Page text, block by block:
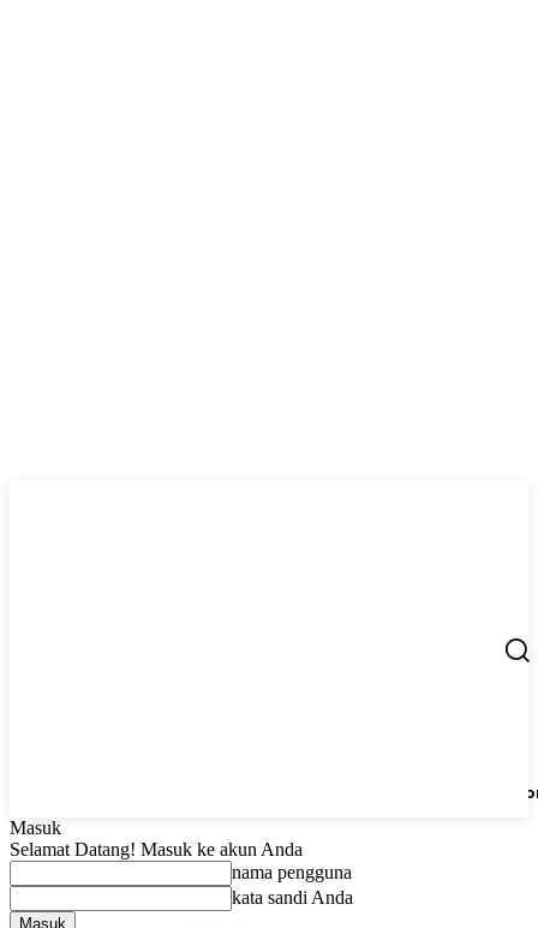
Masuk
Selamat Datang! Masuk ke akun Anda
nama pengguna
kata sandi Anda